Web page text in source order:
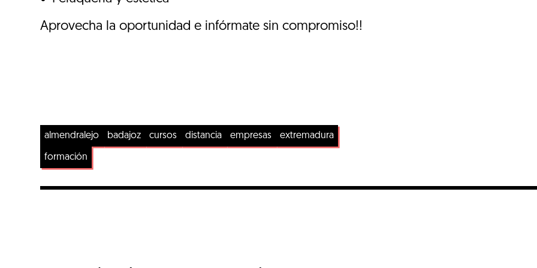
Aprovecha la oportunidad e infórmate sin compromiso!!
almendralejo badajoz cursos distancia empresas extremadura
formación